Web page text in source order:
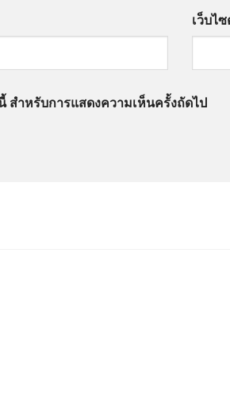
เว็บไ
สำหรับการแสดงความเห็นครั้งถัดไป